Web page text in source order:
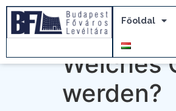
Főoldal
Welches
werden?